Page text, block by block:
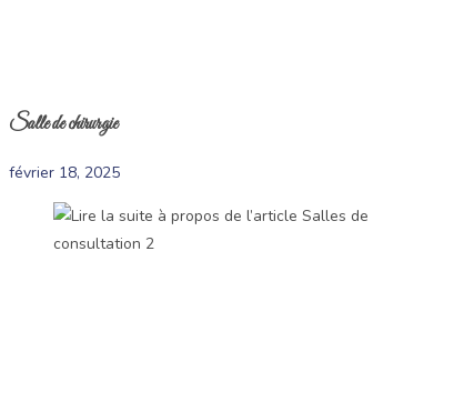
Salle de chirurgie
février 18, 2025